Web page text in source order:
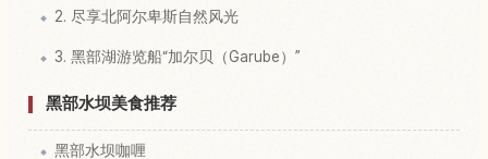
2. 尽享北阿尔卑斯自然风光
3. 黑部湖游览船“加尔贝（Garube）”
黑部水坝美食推荐
黑部水坝咖喱